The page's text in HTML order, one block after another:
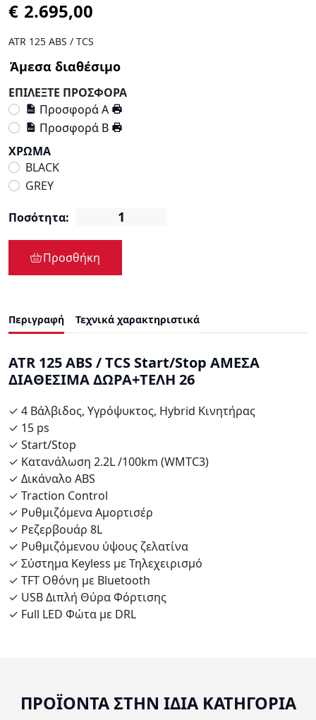
€
ATR 125 ABS / TCS
ΕΠΙΛΕΞΤΕ ΠΡΟΣΦΟΡΑ
Προσφορά Α
Προσφορά Β
ΧΡΩΜΑ
BLACK
GREY
Ποσότητα:
Προσθήκη
Περιγραφή Τεχνικά χαρακτηριστικά
ATR 125 ABS / TCS Start/Stop ΑΜΕΣΑ
ΔΙΑΘΕΣΙΜΑ ΔΩΡΑ+ΤΕΛΗ 26
✓ 4 Βάλβιδος, Υγρόψυκτος, Hybrid Κινητήρας
✓ 15 ps
✓ Start/Stop
✓ Κατανάλωση 2.2L /100km (WMTC3)
✓ Δικάναλο ABS
✓ Traction Control
✓ Ρυθμιζόμενα Αμορτισέρ
✓ Ρεζερβουάρ 8L
✓ Ρυθμιζόμενου ύψους ζελατίνα
✓ Σύστημα Keyless με Τηλεχειρισμό
✓ TFT Οθόνη με Bluetooth
✓ USB Διπλή Θύρα Φόρτισης
✓ Full LED Φώτα με DRL
ΠΡΟΪΟΝΤΑ ΣΤΗΝ ΙΔΙΑ ΚΑΤΗΓΟΡΙΑ